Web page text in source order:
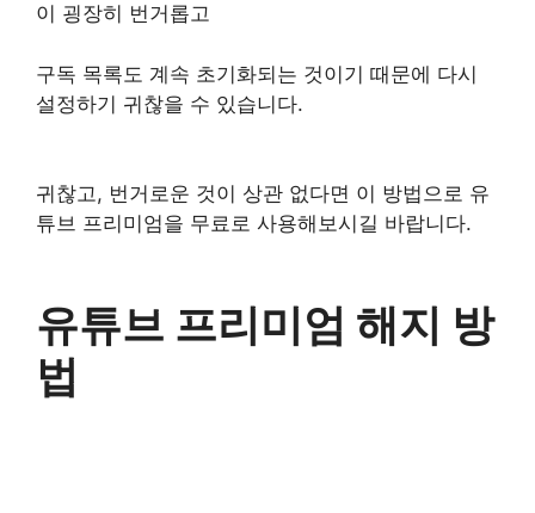
이 굉장히 번거롭고
구독 목록도 계속 초기화되는 것이기 때문에 다시
설정하기 귀찮을 수 있습니다.
귀찮고, 번거로운 것이 상관 없다면 이 방법으로 유
튜브 프리미엄을 무료로 사용해보시길 바랍니다.
유튜브 프리미엄 해지 방
법